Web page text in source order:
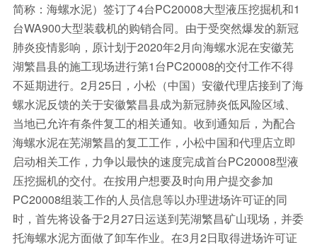
简称：海螺水泥）签订了4台PC20008大型液压挖掘机和1
台WA900大型装载机的购销合同。由于受突然爆发的新冠
肺炎疫情影响，原计划于2020年2月向海螺水泥在安徽芜
湖繁昌县的施工现场进行第1台PC20008的交付工作不得
不延期进行。2月25日，小松（中国）安徽代理店接到了海
螺水泥反馈的关于安徽繁昌县成为新冠肺炎低风险区域、
当地已允许有条件复工的相关通知。收到通知后，为配合
海螺水泥在芜湖繁昌的复工工作，小松中国和代理店立即
启动相关工作，力争以最快的速度完成首台PC20008型液
压挖掘机的交付。在按用户想要及时向用户提交参加
PC20008组装工作的人员信息等以办理进场许可证的同
时，首先将设备于2月27日运送到芜湖繁昌矿山现场，并委
托海螺水泥方面做了卸车作业。在3月2日取得进场许可证